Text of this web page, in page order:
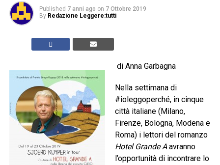
Published 7 anni ago on 7 Ottobre 2019
By Redazione Leggere:tutti
di Anna Garbagna
Nella settimana di
#ioleggoperché, in cinque
città italiane (Milano,
Firenze, Bologna, Modena e
Roma) i lettori del romanzo
Hotel Grande Aavranno
l’opportunità di incontrare lo